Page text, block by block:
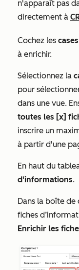
n'apparaît pas
directement à
Cochez les cases
à enrichir.
Sélectionnez la
pour
dans une vue.
toutes les [x]
inscrire un
à partir d'une
En haut du
d'informations.
Dans la boîte
fiches
Enrichir les